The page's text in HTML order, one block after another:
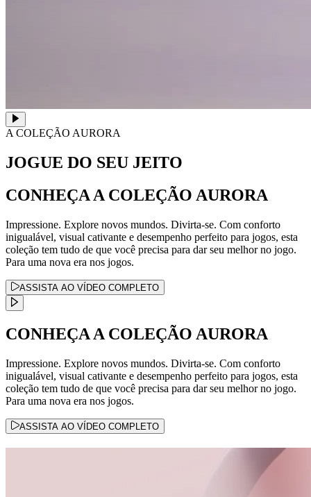
A COLEÇÃO AURORA
JOGUE DO SEU JEITO
CONHEÇA A COLEÇÃO AURORA
Impressione. Explore novos mundos. Divirta-se. Com conforto
inigualável, visual cativante e desempenho perfeito para jogos, esta
coleção tem tudo de que você precisa para dar seu melhor no jogo.
Para uma nova era nos jogos.
ASSISTA AO VÍDEO COMPLETO
CONHEÇA A COLEÇÃO AURORA
Impressione. Explore novos mundos. Divirta-se. Com conforto
inigualável, visual cativante e desempenho perfeito para jogos, esta
coleção tem tudo de que você precisa para dar seu melhor no jogo.
Para uma nova era nos jogos.
ASSISTA AO VÍDEO COMPLETO